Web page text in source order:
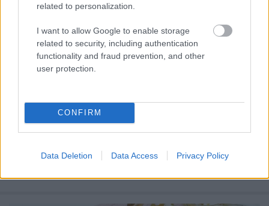
related to personalization.
I want to allow Google to enable storage
related to security, including authentication
functionality and fraud prevention, and other
user protection.
CONFIRM
Data Deletion Data Access Privacy Policy
Azt hiszem, örök álmodozóként a romantikus tini
könyvekből soha nem fogok kinőni. Ez egy olyan
kategória, amelyet mindig szívesen olvasok, de csak
...